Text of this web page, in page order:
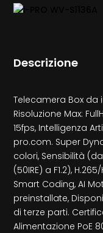
Descrizione
Telecamera Box da
Risoluzione Max:
15fps, Intelligenza
pro.com. Super
colori, Sensibilità
(50IRE) a F1.2),
Smart Coding, AI
preinstallate,
di terze parti.
Alimentazione PoE